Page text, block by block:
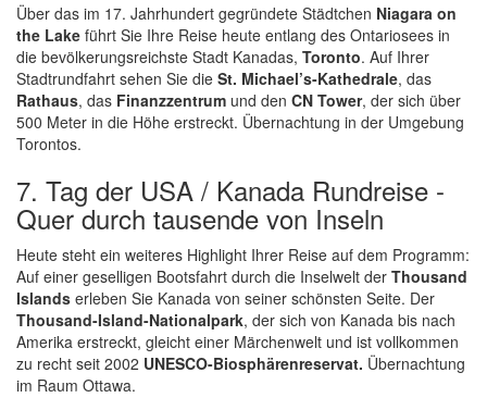
Über das im 17. Jahrhundert gegründete Städtchen Niagara on
the Lake führt Sie Ihre Reise heute entlang des Ontariosees in
die bevölkerungsreichste Stadt Kanadas, Toronto. Auf Ihrer
Stadtrundfahrt sehen Sie die St. Michael’s-Kathedrale, das
Rathaus, das Finanzzentrum und den CN Tower, der sich über
500 Meter in die Höhe erstreckt. Übernachtung in der Umgebung
Torontos.
7. Tag der USA / Kanada Rundreise -
Quer durch tausende von Inseln
Heute steht ein weiteres Highlight Ihrer Reise auf dem Programm:
Auf einer geselligen Bootsfahrt durch die Inselwelt der Thousand
Islands erleben Sie Kanada von seiner schönsten Seite. Der
Thousand-Island-Nationalpark, der sich von Kanada bis nach
Amerika erstreckt, gleicht einer Märchenwelt und ist vollkommen
zu recht seit 2002 UNESCO-Biosphärenreservat. Übernachtung
im Raum Ottawa.